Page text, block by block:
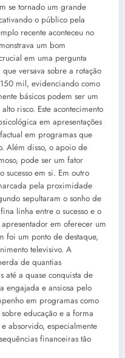
se tornado um grande
o público pela
recente aconteceu no
um bom
em uma pergunta
versava sobre a rotação
mil, evidenciando como
básicos podem ser um
risco. Este acontecimento
em apresentações
em programas que
Além disso, o apoio de
pode ser um fator
sucesso em si. Em outro
pela proximidade
sepultaram o sonho de
linha entre o sucesso e o
em oferecer um
foi um ponto de destaque,
televisivo. A
de quantias
até a quase conquista de
engajada e ansiosa pelo
em programas como
educação e a forma
absorvido, especialmente
financeiras tão